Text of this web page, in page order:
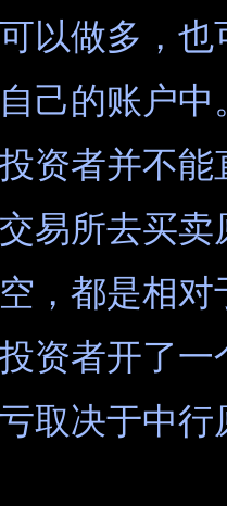
以做多，也
己的账户中
资者并不能
易所去买卖
，都是相对
资者开了一
取决于中行